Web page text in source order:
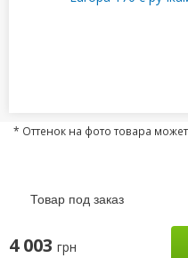
* Оттенок на фото товара
Товар под заказ
4 003 грн